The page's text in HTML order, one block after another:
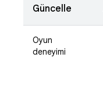
Güncelle
Oyun
deneyimi